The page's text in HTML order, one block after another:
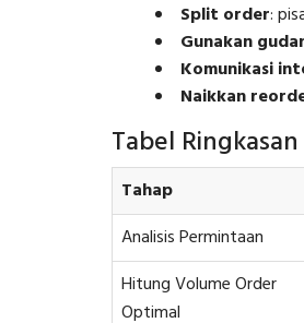
Split order:
Gunakan
Komunikasi
Naikkan
Tabel
Tahap
Analisis Permintaan
Hitung Volume Order
Optimal